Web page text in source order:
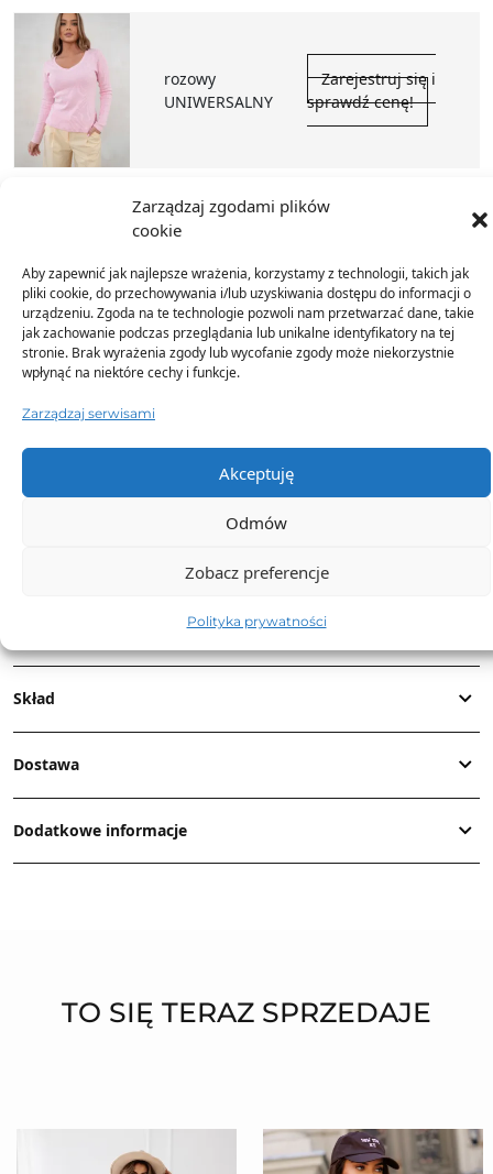
Zarządzaj zgodami plików
cookie
Aby zapewnić jak najlepsze wrażenia, korzystamy z technologii, takich jak
pliki cookie, do przechowywania i/lub uzyskiwania dostępu do informacji o
urządzeniu. Zgoda na te technologie pozwoli nam przetwarzać dane, takie
jak zachowanie podczas przeglądania lub unikalne identyfikatory na tej
stronie. Brak wyrażenia zgody lub wycofanie zgody może niekorzystnie
wpłynąć na niektóre cechy i funkcje.
Zarządzaj serwisami
Akceptuję
Odmów
Zobacz preferencje
Polityka prywatności
rozowy
UNIWERSALNY
Zarejestruj się i
sprawdź cenę!
UNIWERSALNY
sprawdź cenę!
W mailu potwierdzającym zamówienie znajdziesz link
do materiałów marketingowych gotowych do
wykorzystania w Twoim sklepie.
Skład
Dostawa
Dodatkowe informacje
TO SIĘ TERAZ SPRZEDAJE